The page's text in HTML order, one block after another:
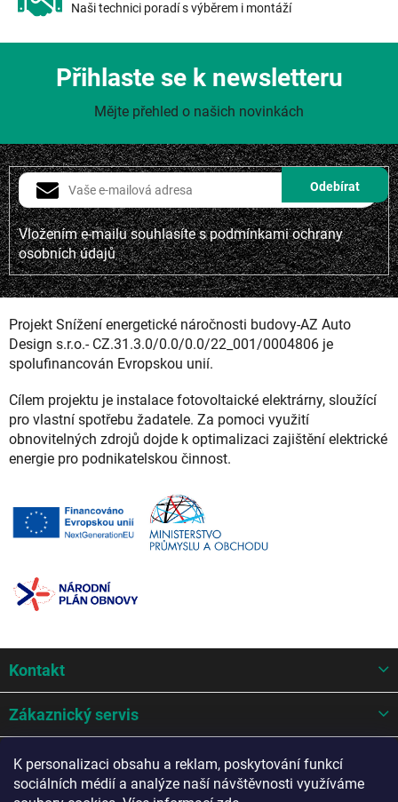
K personalizaci obsahu a reklam, poskytování funkcí
sociálních médií a analýze naší návštěvnosti využíváme
Naši technici poradí s výběrem i montáží
Vložením e-mailu souhlasíte spodmínkami ochrany
osobních údajů
Přihlaste se k newsletteru
Mějte přehled o našich novinkách
Projekt Snížení energetické náročnosti budovy-AZ Auto
Design s.r.o.- CZ.31.3.0/0.0/0.0/22_001/0004806 je
spolufinancován Evropskou unií.
Cílem projektu je instalace fotovoltaické elektrárny, sloužící
pro vlastní spotřebu žadatele. Za pomoci využití
obnovitelných zdrojů dojde k optimalizaci zajištění elektrické
energie pro podnikatelskou činnost.
p
t
Kontakt
Zákaznický servis
Mohlo by se hodit